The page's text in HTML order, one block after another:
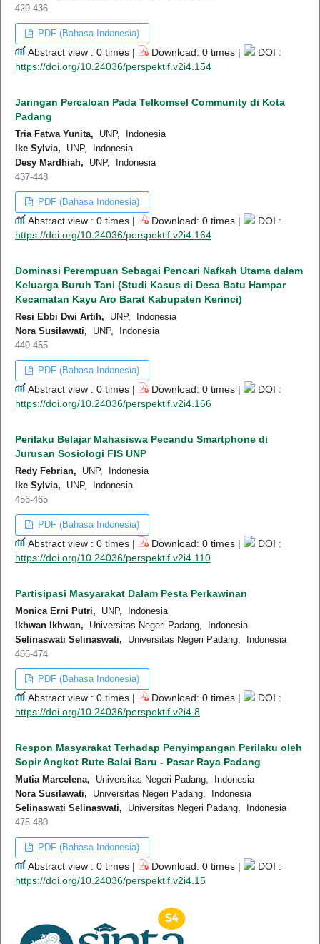
429-436
PDF (Bahasa Indonesia)
Abstract view : 0 times | Download: 0 times |
DOI :
https://doi.org/10.24036/perspektif.v2i4.154
Jaringan Percaloan Pada Telkomsel Community di Kota
Padang
Tria Fatwa Yunita, UNP, Indonesia
Ike Sylvia, UNP, Indonesia
Desy Mardhiah, UNP, Indonesia
437-448
PDF (Bahasa Indonesia)
Abstract view : 0 times | Download: 0 times |
DOI :
https://doi.org/10.24036/perspektif.v2i4.164
Dominasi Perempuan Sebagai Pencari Nafkah Utama dalam
Keluarga Buruh Tani (Studi Kasus di Desa Batu Hampar
Kecamatan Kayu Aro Barat Kabupaten Kerinci)
Resi Ebbi Dwi Artih, UNP, Indonesia
Nora Susilawati, UNP, Indonesia
449-455
PDF (Bahasa Indonesia)
Abstract view : 0 times | Download: 0 times |
DOI :
https://doi.org/10.24036/perspektif.v2i4.166
Perilaku Belajar Mahasiswa Pecandu Smartphone di
Jurusan Sosiologi FIS UNP
Redy Febrian, UNP, Indonesia
Ike Sylvia, UNP, Indonesia
456-465
PDF (Bahasa Indonesia)
Abstract view : 0 times | Download: 0 times |
DOI :
https://doi.org/10.24036/perspektif.v2i4.110
Partisipasi Masyarakat Dalam Pesta Perkawinan
Monica Erni Putri, UNP, Indonesia
Ikhwan Ikhwan, Universitas Negeri Padang, Indonesia
Selinaswati Selinaswati, Universitas Negeri Padang, Indonesia
466-474
PDF (Bahasa Indonesia)
Abstract view : 0 times | Download: 0 times |
DOI :
https://doi.org/10.24036/perspektif.v2i4.8
Respon Masyarakat Terhadap Penyimpangan Perilaku oleh
Sopir Angkot Rute Balai Baru - Pasar Raya Padang
Mutia Marcelena, Universitas Negeri Padang, Indonesia
Nora Susilawati, Universitas Negeri Padang, Indonesia
Selinaswati Selinaswati, Universitas Negeri Padang, Indonesia
475-480
PDF (Bahasa Indonesia)
Abstract view : 0 times | Download: 0 times |
DOI :
https://doi.org/10.24036/perspektif.v2i4.15